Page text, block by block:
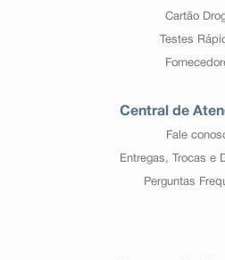
Cartão
Testes
Central de
Fale
Entregas, Trocas e
Perguntas